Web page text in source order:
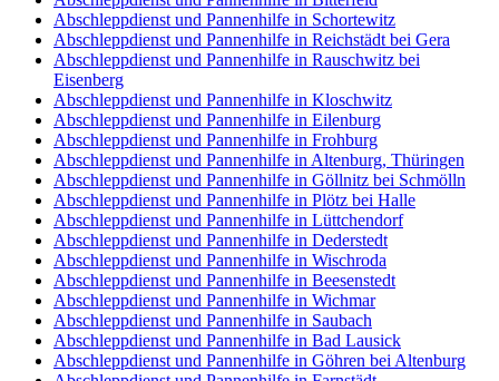
Abschleppdienst und Pannenhilfe in Schortewitz
Abschleppdienst und Pannenhilfe in Reichstädt bei Gera
Abschleppdienst und Pannenhilfe in Rauschwitz bei
Eisenberg
Abschleppdienst und Pannenhilfe in Kloschwitz
Abschleppdienst und Pannenhilfe in Eilenburg
Abschleppdienst und Pannenhilfe in Frohburg
Abschleppdienst und Pannenhilfe in Altenburg, Thüringen
Abschleppdienst und Pannenhilfe in Göllnitz bei Schmölln
Abschleppdienst und Pannenhilfe in Plötz bei Halle
Abschleppdienst und Pannenhilfe in Lüttchendorf
Abschleppdienst und Pannenhilfe in Dederstedt
Abschleppdienst und Pannenhilfe in Wischroda
Abschleppdienst und Pannenhilfe in Beesenstedt
Abschleppdienst und Pannenhilfe in Wichmar
Abschleppdienst und Pannenhilfe in Saubach
Abschleppdienst und Pannenhilfe in Bad Lausick
Abschleppdienst und Pannenhilfe in Göhren bei Altenburg